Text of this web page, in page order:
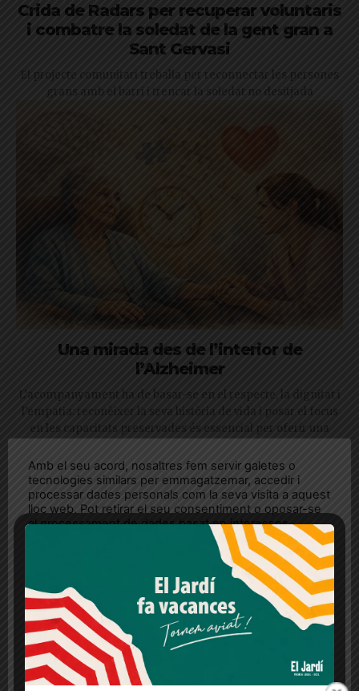
Crida de Radars per recuperar voluntaris
i combatre la soledat de la gent gran a
Sant Gervasi
El projecte comunitari treballa per reconnectar les persones
grans amb el barri i trencar la soledat no desitjada
Una mirada des de l’interior de
l’Alzheimer
L’acompanyament ha de basar-se en el respecte, la dignitat i
l’empatia: reconèixer la seva història de vida i posar el focus
en les capacitats preservades és essencial per oferir una
Amb el seu acord, nosaltres fem servir galetes o
tecnologies similars per emmagatzemar, accedir i
processar dades personals com la seva visita a aquest
lloc web. Pot retirar el seu consentiment o oposar-se
al processament de dades basat en interessos
legítims en qualsevol moment fent clic a "Ajustos de
cookies" o a la nostra Política de privacitat en aquest
lloc web. Si cliques "acceptar" dones el teu
Més informació Acceptar Rebutjar tot
Quan l’usuari crea un compte al Diari el Jardí, dona el
seu consentiment explícit per rebre comunicacions